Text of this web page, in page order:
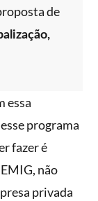
de
essa
programa
fazer é
não
privada